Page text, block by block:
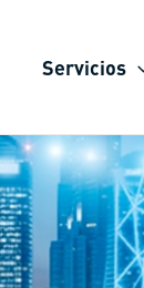
Servicios